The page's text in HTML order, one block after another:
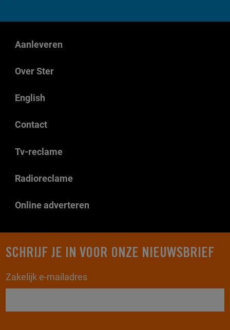
Aanleveren
Over Ster
English
Contact
Tv-reclame
Radioreclame
Online adverteren
SCHRIJF JE IN VOOR ONZE NIEUWSBRIEF
Zakelijk e-mailadres